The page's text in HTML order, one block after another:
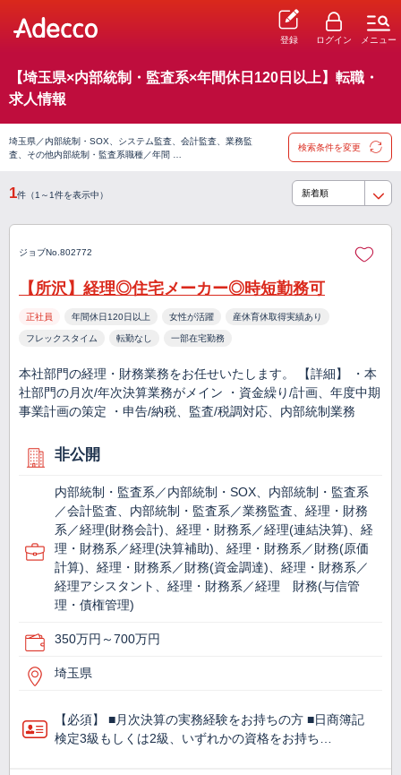
登録 ログイン メニュー
【埼玉県×内部統制・監査系×年間休日120日以上】転職・
求人情報
埼玉県／内部統制・SOX、システム監査、会計監査、業務監
査、その他内部統制・監査系職種／年間 …
検索条件を変更
1件（1～1件を表示中）
ジョブNo.802772
【所沢】経理◎住宅メーカー◎時短勤務可
正社員 年間休日120日以上 女性が活躍 産休育休取得実績あり
フレックスタイム 転勤なし 一部在宅勤務
本社部門の経理・財務業務をお任せいたします。 【詳細】 ・本
社部門の月次/年次決算業務がメイン ・資金繰り/計画、年度中期
事業計画の策定 ・申告/納税、監査/税調対応、内部統制業務
非公開
内部統制・監査系／内部統制・SOX、内部統制・監査系
／会計監査、内部統制・監査系／業務監査、経理・財務
系／経理(財務会計)、経理・財務系／経理(連結決算)、経
理・財務系／経理(決算補助)、経理・財務系／財務(原価
計算)、経理・財務系／財務(資金調達)、経理・財務系／
経理アシスタント、経理・財務系／経理 財務(与信管
理・債権管理)
350万円～700万円
埼玉県
【必須】 ■月次決算の実務経験をお持ちの方 ■日商簿記
検定3級もしくは2級、いずれかの資格をお持ち…